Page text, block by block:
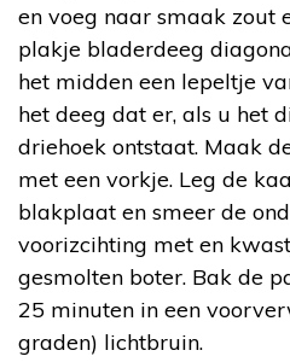
en voeg naar smaak zout
plakje bladerdeeg
het midden een lepeltje
het deeg dat er, als u het
driehoek ontstaat. Maak
met een vorkje. Leg de
blakplaat en smeer de
voorizcihting met en
gesmolten boter. Bak de
25 minuten in een
graden) lichtbruin.